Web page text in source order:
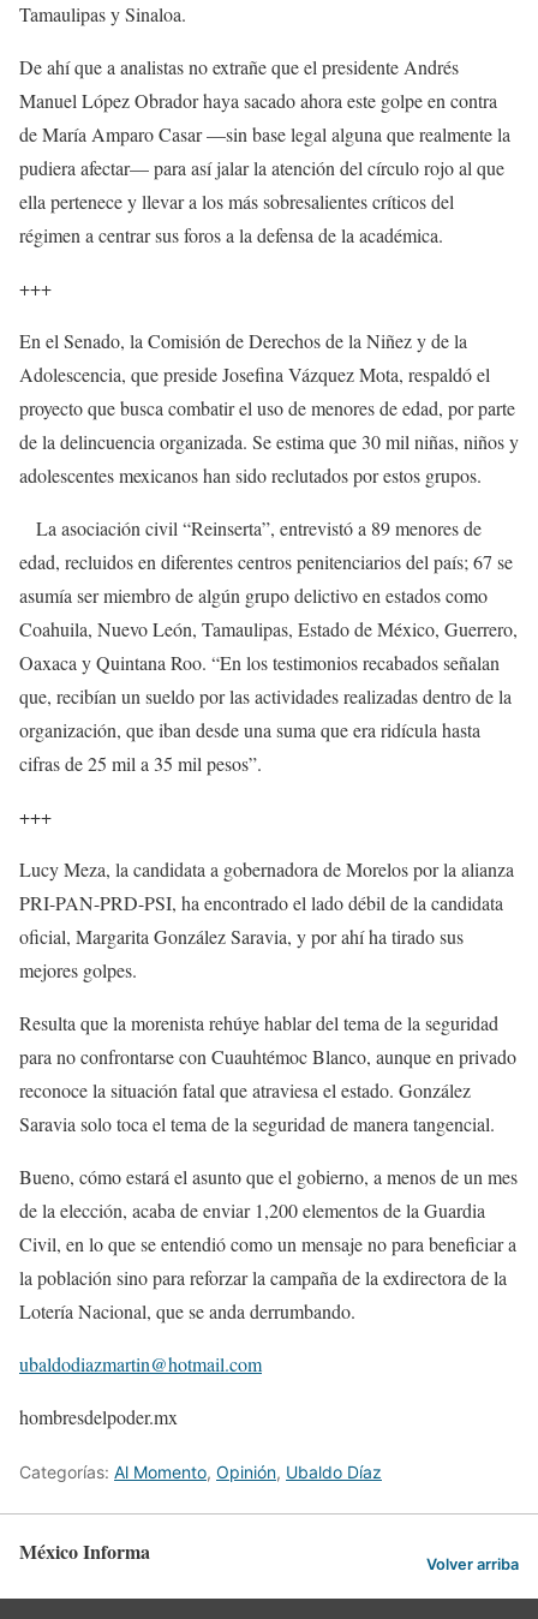
Tamaulipas y Sinaloa.
De ahí que a analistas no extrañe que el presidente Andrés
Manuel López Obrador haya sacado ahora este golpe en contra
de María Amparo Casar —sin base legal alguna que realmente la
pudiera afectar— para así jalar la atención del círculo rojo al que
ella pertenece y llevar a los más sobresalientes críticos del
régimen a centrar sus foros a la defensa de la académica.
+++
En el Senado, la Comisión de Derechos de la Niñez y de la
Adolescencia, que preside Josefina Vázquez Mota, respaldó el
proyecto que busca combatir el uso de menores de edad, por parte
de la delincuencia organizada. Se estima que 30 mil niñas, niños y
adolescentes mexicanos han sido reclutados por estos grupos.
La asociación civil “Reinserta”, entrevistó a 89 menores de
edad, recluidos en diferentes centros penitenciarios del país; 67 se
asumía ser miembro de algún grupo delictivo en estados como
Coahuila, Nuevo León, Tamaulipas, Estado de México, Guerrero,
Oaxaca y Quintana Roo. “En los testimonios recabados señalan
que, recibían un sueldo por las actividades realizadas dentro de la
organización, que iban desde una suma que era ridícula hasta
cifras de 25 mil a 35 mil pesos”.
+++
Lucy Meza, la candidata a gobernadora de Morelos por la alianza
PRI-PAN-PRD-PSI, ha encontrado el lado débil de la candidata
oficial, Margarita González Saravia, y por ahí ha tirado sus
mejores golpes.
Resulta que la morenista rehúye hablar del tema de la seguridad
para no confrontarse con Cuauhtémoc Blanco, aunque en privado
reconoce la situación fatal que atraviesa el estado. González
Saravia solo toca el tema de la seguridad de manera tangencial.
Bueno, cómo estará el asunto que el gobierno, a menos de un mes
de la elección, acaba de enviar 1,200 elementos de la Guardia
Civil, en lo que se entendió como un mensaje no para beneficiar a
la población sino para reforzar la campaña de la exdirectora de la
Lotería Nacional, que se anda derrumbando.
ubaldodiazmartin@hotmail.com
hombresdelpoder.mx
Categorías: Al Momento, Opinión, Ubaldo Díaz
México Informa Volver arriba